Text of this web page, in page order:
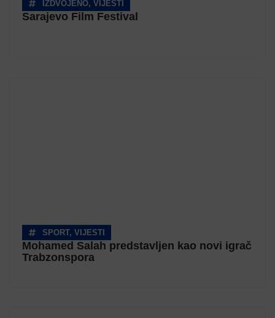
IZDVOJENO, VIJESTI
Sarajevo Film Festival
SPORT, VIJESTI
Mohamed Salah predstavljen kao novi igrač
Trabzonspora